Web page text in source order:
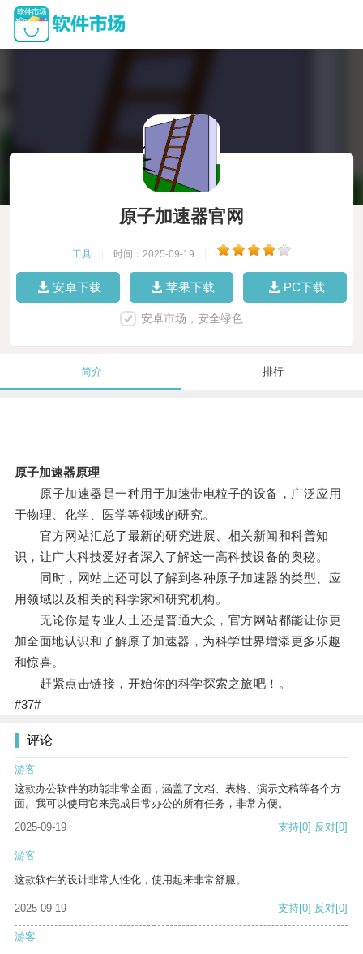
原子加速器官网
工具 时间：2025-09-19
安卓下载 苹果下载 PC下载
安卓市场，安全绿色
简介 排行
原子加速器原理
原子加速器是一种用于加速带电粒子的设备，广泛应用
于物理、化学、医学等领域的研究。
官方网站汇总了最新的研究进展、相关新闻和科普知
识，让广大科技爱好者深入了解这一高科技设备的奥秘。
同时，网站上还可以了解到各种原子加速器的类型、应
用领域以及相关的科学家和研究机构。
无论你是专业人士还是普通大众，官方网站都能让你更
加全面地认识和了解原子加速器，为科学世界增添更多乐趣
和惊喜。
赶紧点击链接，开始你的科学探索之旅吧！。
#37#
评论
游客
这款办公软件的功能非常全面，涵盖了文档、表格、演示文稿等各个方
面。我可以使用它来完成日常办公的所有任务，非常方便。
2025-09-19
支持[0] 反对[0]
游客
这款软件的设计非常人性化，使用起来非常舒服。
2025-09-19 支持[0] 反对[0]
游客